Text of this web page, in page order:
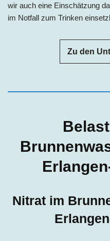
wir auch eine Einschätzung
im Notfall zum Trinken
Zu den
Nitrat im